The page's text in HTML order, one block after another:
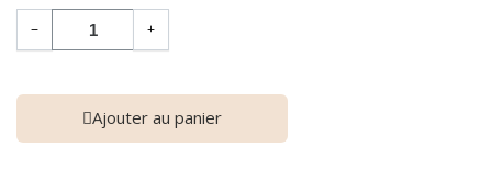
− +
Ajouter au panier